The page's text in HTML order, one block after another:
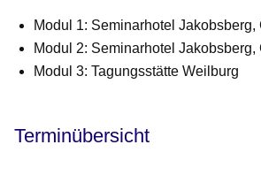
Modul 1: Seminarhotel Jakobsberg,
Modul 2: Seminarhotel Jakobsberg,
Modul 3: Tagungsstätte Weilburg
Terminübersicht